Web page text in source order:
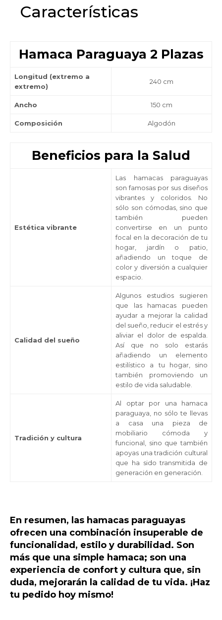
Características
Hamaca Paraguaya 2 Plazas
Longitud (extremo a
extremo)
240 cm
Ancho 150 cm
Composición Algodón
Beneficios para la Salud
Estética vibrante
Las hamacas paraguayas
son famosas por sus diseños
vibrantes y coloridos. No
sólo son cómodas, sino que
también pueden
convertirse en un punto
focal en la decoración de tu
hogar, jardín o patio,
añadiendo un toque de
color y diversión a cualquier
espacio.
Calidad del sueño
Algunos estudios sugieren
que las hamacas pueden
ayudar a mejorar la calidad
del sueño, reducir el estrés y
aliviar el dolor de espalda.
Así que no solo estarás
añadiendo un elemento
estilístico a tu hogar, sino
también promoviendo un
estilo de vida saludable.
Tradición y cultura
Al optar por una hamaca
paraguaya, no sólo te llevas
a casa una pieza de
mobiliario cómoda y
funcional, sino que también
apoyas una tradición cultural
que ha sido transmitida de
generación en generación.
En resumen, las hamacas paraguayas
ofrecen una combinación insuperable de
funcionalidad, estilo y durabilidad. Son
más que una simple hamaca; son una
experiencia de confort y cultura que, sin
duda, mejorarán la calidad de tu vida. ¡Haz
tu pedido hoy mismo!